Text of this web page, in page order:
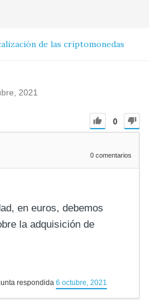
de las criptomonedas
2021
0
0 comentarios
en euros, debemos
la adquisición de
respondida 6 octubre, 2021